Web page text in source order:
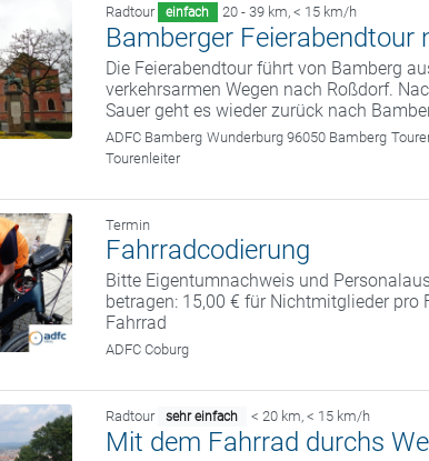
Radtour einfach 20 - 39 km, < 15 km/h
Bamberger Feierabendtour
Die Feierabendtour führt von Bamberg
verkehrsarmen Wegen nach Roßdorf.
Sauer geht es wieder zurück nach
ADFC Bamberg Wunderburg 96050 Bamberg
Tourenleiter
Termin
Fahrradcodierung
Bitte Eigentumnachweis und
betragen: 15,00 € für Nichtmitglieder pro
Fahrrad
ADFC Coburg
Radtour sehr einfach < 20 km, < 15 km/h
Mit dem Fahrrad durchs